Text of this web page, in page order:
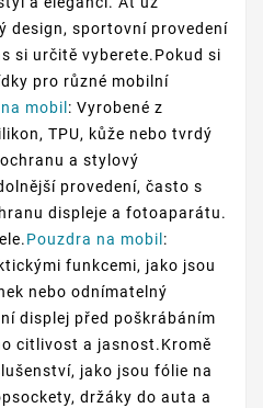
design, sportovní provedení
si určitě vyberete.Pokud si
pro různé mobilní
mobil : Vyrobené z
TPU, kůže nebo tvrdý
a stylový
provedení, často s
displeje a fotoaparátu.
Pouzdra na mobil :
funkcemi, jako jsou
nebo odnímatelný
displej před poškrábáním
citlivost a jasnost.Kromě
jako jsou fólie na
držáky do auta a